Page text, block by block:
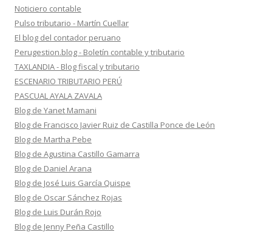
Noticiero contable
Pulso tributario - Martín Cuellar
El blog del contador peruano
Perugestion.blog - Boletín contable y tributario
TAXLANDIA - Blog fiscal y tributario
ESCENARIO TRIBUTARIO PERÚ
PASCUAL AYALA ZAVALA
Blog de Yanet Mamani
Blog de Francisco Javier Ruiz de Castilla Ponce de León
Blog de Martha Pebe
Blog de Agustina Castillo Gamarra
Blog de Daniel Arana
Blog de José Luis García Quispe
Blog de Oscar Sánchez Rojas
Blog de Luis Durán Rojo
Blog de Jenny Peña Castillo